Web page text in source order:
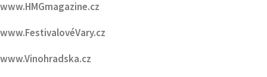
www.HMGmagazine.cz
www.FestivalovéVary.cz
www.Vinohradska.cz